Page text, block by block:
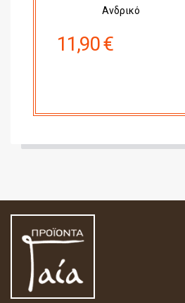
Ανδρικό
11,90 €